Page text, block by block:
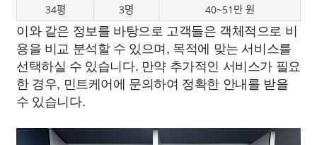
34평
3명 40~51만 원
이와 같은 정보를 바탕으로 고객들은 객체적으로 비
용을 비교 분석할 수 있으며, 목적에 맞는 서비스를
선택하실 수 있습니다. 만약 추가적인 서비스가 필요
한 경우, 민트케어에 문의하여 정확한 안내를 받을
수 있습니다.